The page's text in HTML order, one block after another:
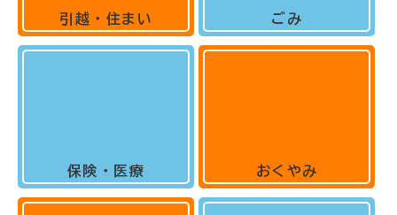
引越・住まい
保険・医療
ごみ
おくやみ